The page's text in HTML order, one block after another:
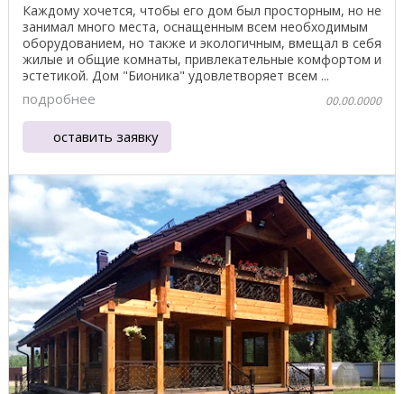
Каждому хочется, чтобы его дом был просторным, но не
занимал много места, оснащенным всем необходимым
оборудованием, но также и экологичным, вмещал в себя
жилые и общие комнаты, привлекательные комфортом и
эстетикой. Дом "Бионика" удовлетворяет всем ...
подробнее 00.00.0000
оставить заявку